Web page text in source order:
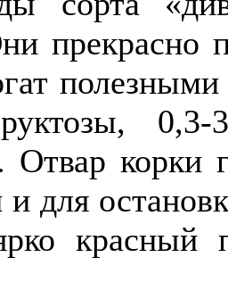
прекрасно
0,3-
корки
и для
красный